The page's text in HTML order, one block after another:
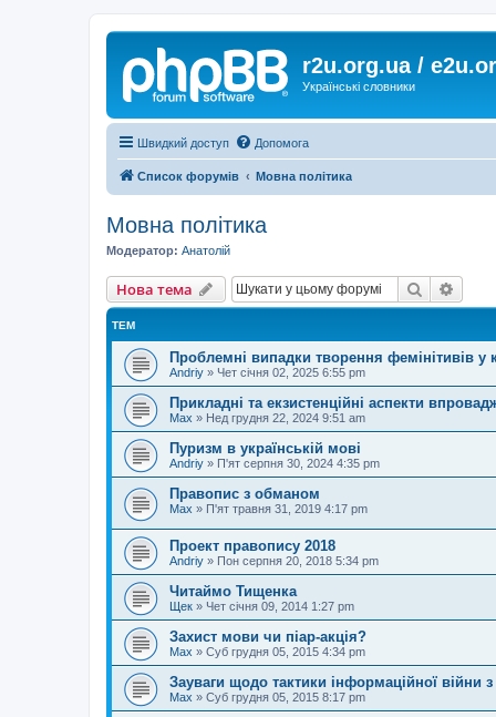
r2u.org.ua /
Українські словники
Швидкий доступ Допомога
Список форумів Мовна політика
Мовна політика
Модератор: Анатолій
Нова тема Пошук
ТЕМ
Проблемні випадки творення фемінітивів у
Andriy » Чет січня 02, 2025 6:55 pm
Прикладні та екзистенційні аспекти
Max » Нед грудня 22, 2024 9:51 am
Пуризм в українській мові
Andriy » П'ят серпня 30, 2024 4:35 pm
Правопис з обманом
Max » П'ят травня 31, 2019 4:17 pm
Проект правопису 2018
Andriy » Пон серпня 20, 2018 5:34 pm
Читаймо Тищенка
Щек » Чет січня 09, 2014 1:27 pm
Захист мови чи піар-акція?
Max » Суб грудня 05, 2015 4:34 pm
Зауваги щодо тактики інформаційної війни
Max » Суб грудня 05, 2015 8:17 pm